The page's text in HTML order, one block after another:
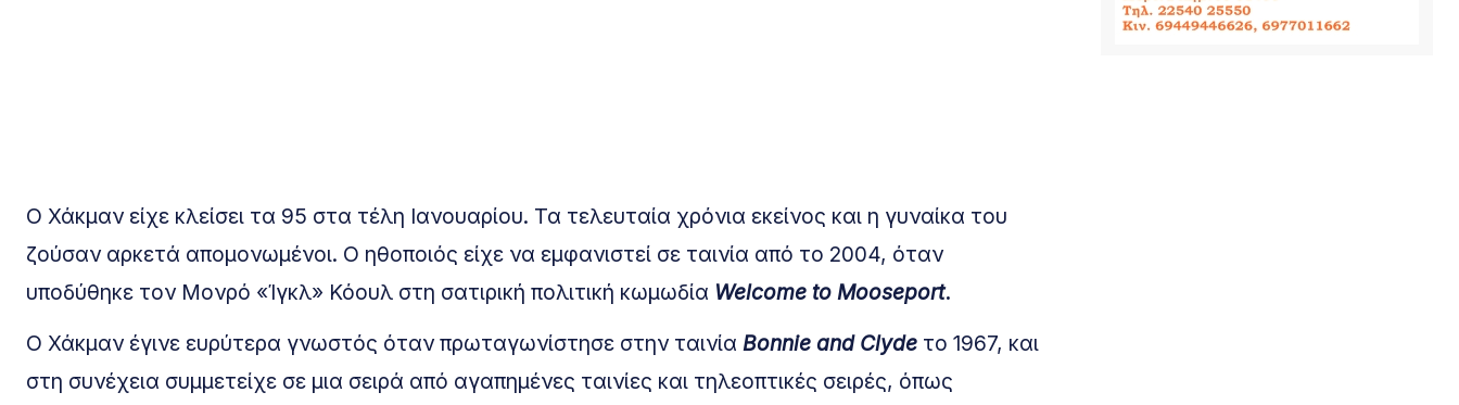
Ο Χάκμαν είχε κλείσει τα 95 στα τέλη Ιανουαρίου. Τα τελευταία χρόνια εκείνος και η γυναίκα του
ζούσαν αρκετά απομονωμένοι. Ο ηθοποιός είχε να εμφανιστεί σε ταινία από το 2004, όταν
υποδύθηκε τον Μονρό «Ίγκλ» Κόουλ στη σατιρική πολιτική κωμωδία Welcome to Mooseport.
Ο Χάκμαν έγινε ευρύτερα γνωστός όταν πρωταγωνίστησε στην ταινία Bonnie and Clyde το 1967, και
στη συνέχεια συμμετείχε σε μια σειρά από αγαπημένες ταινίες και τηλεοπτικές σειρές, όπως